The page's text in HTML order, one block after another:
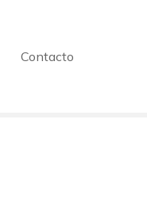
Contacto